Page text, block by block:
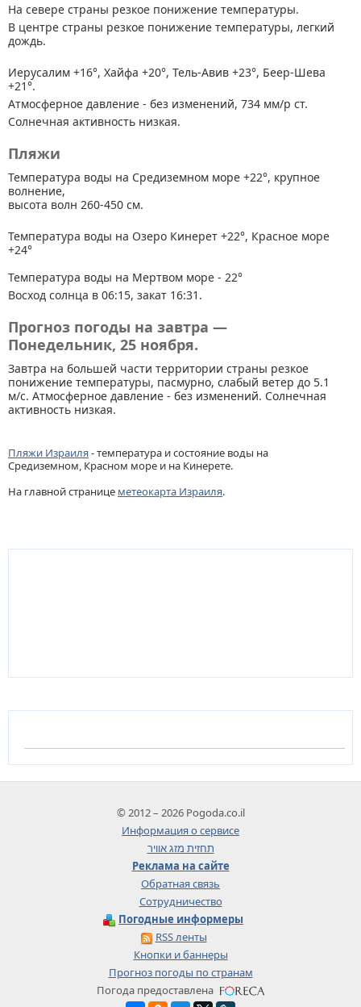
На севере страны резкое понижение температуры.
В центре страны резкое понижение температуры, легкий
дождь.
Иерусалим +16°, Хайфа +20°, Тель-Авив +23°, Беер-Шева
+21°.
Атмосферное давление - без изменений, 734 мм/р ст.
Солнечная активность низкая.
Пляжи
Температура воды на Средиземном море +22°, крупное
волнение,
высота волн 260-450 см.
Температура воды на Озеро Кинерет +22°, Красное море
+24°
Температура воды на Мертвом море - 22°
Восход солнца в 06:15, закат 16:31.
Прогноз погоды на завтра —
Понедельник, 25 ноября.
Завтра на большей части территории страны резкое
понижение температуры, пасмурно, слабый ветер до 5.1
м/с. Атмосферное давление - без изменений. Солнечная
активность низкая.
Пляжи Израиля- температура и состояние воды на
Средиземном, Красном море и на Кинерете.
На главной странице метеокарта Израиля.
© 2012 – 2026 Pogoda.co.il
Информация о сервисе
תחזית מזג אוויר
Реклама на сайте
Обратная связь
Сотрудничество
Погодные информеры
RSS ленты
Кнопки и баннеры
Прогноз погоды по странам
Погода предоставлена